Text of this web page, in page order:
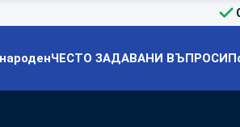
ЧЕСТО ЗАДАВАНИ ВЪПРОСИ